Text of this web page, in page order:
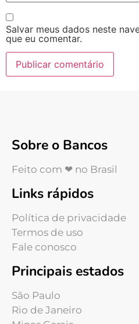
Salvar meus dados neste
que eu comentar.
Sobre o Bancos
Feito com ❤ no Brasil
Links rápidos
Política de privacidade
Termos de uso
Fale conosco
Principais estados
São Paulo
Rio de Janeiro